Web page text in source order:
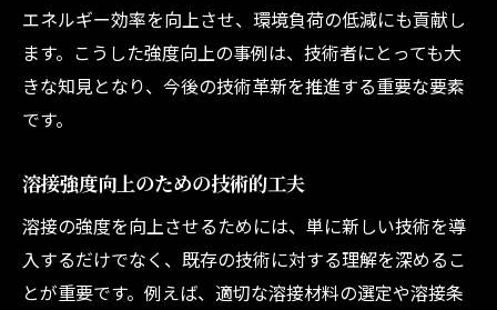
エネルギー効率を向上させ、環境負荷の低減にも貢献し
ます。こうした強度向上の事例は、技術者にとっても大
きな知見となり、今後の技術革新を推進する重要な要素
です。
溶接強度向上のための技術的工夫
溶接の強度を向上させるためには、単に新しい技術を導
入するだけでなく、既存の技術に対する理解を深めるこ
とが重要です。例えば、適切な溶接材料の選定や溶接条